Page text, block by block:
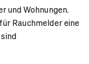
und Wohnungen.
Rauchmelder eine